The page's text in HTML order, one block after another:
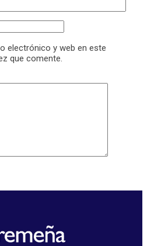
electrónico y web en este
que comente.